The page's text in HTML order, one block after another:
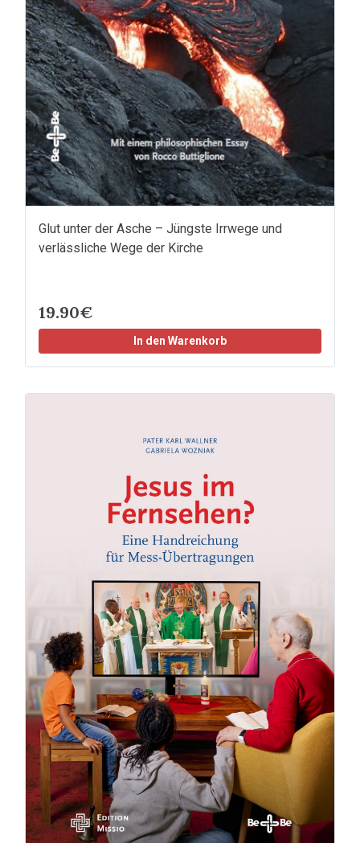
Glut unter der Asche – Jüngste Irrwege und
verlässliche Wege der Kirche
19.90€
In den Warenkorb